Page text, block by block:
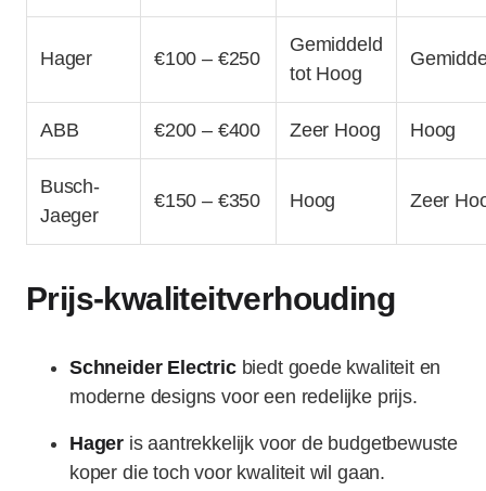
Hager €100 – €250
Gemiddeld
tot Hoog
ABB €200 – €400 Zeer Hoog Hoog
Busch-
Jaeger
€150 – €350 Hoog Zeer
Prijs-kwaliteitverhouding
Schneider Electricbiedt goede kwaliteit en
moderne designs voor een redelijke prijs.
Hager is aantrekkelijk voor de budgetbewuste
koper die toch voor kwaliteit wil gaan.